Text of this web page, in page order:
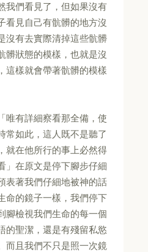
我們看見了，但如果沒有
看見自己有骯髒的地方沒
沒有去實際清掉這些骯髒
髒狀態的模樣，也就是沒
這樣就會帶著骯髒的模樣
唯有詳細察看那全備，使
常如此，這人既不是聽了
就在他所行的事上必然得
」在原文是停下腳步仔細
表著我們仔細地被神的話
命的鏡子一樣，我們停下
腳檢視我們生命的每一個
的聖潔，還是有殘留私慾
而且我們不只是照一次鏡